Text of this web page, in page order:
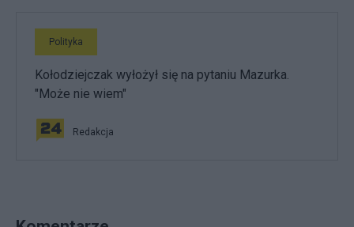
Polityka
Kołodziejczak wyłożył się na pytaniu Mazurka.
"Może nie wiem"
Redakcja